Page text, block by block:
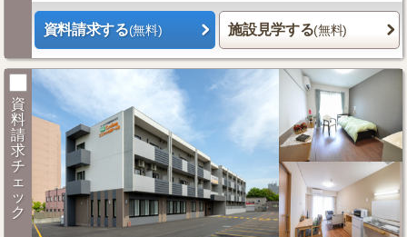
資料請求する(無料) 施設見学する(無料)
資
料
請
求
チ
ェ
ッ
ク